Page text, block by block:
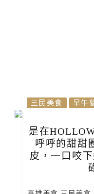
三民美食 早午
是在
呼呼的甜甜
皮，一口咬